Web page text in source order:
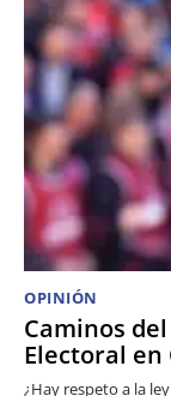
OPINIÓN
Caminos
Electoral
¿Hay respeto a la